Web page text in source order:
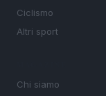
Ciclismo
Altri sport
Chi siamo